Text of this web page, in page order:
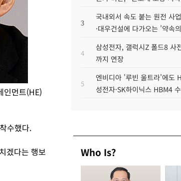
인먼트(HE)
수했다.
겠다는 행보
3
국내외서 속도 붙는 원전 사
·대우건설에 다가오는 '약속
4
삼성전자, 갤럭시Z 폴드8 사
까지 연장
5
엔비디아 '루빈 울트라'에도
성전자·SK하이닉스 HBM4
Who Is?